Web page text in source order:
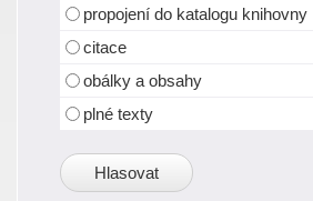
propojení do katalogu knihovny
citace
obálky a obsahy
plné texty